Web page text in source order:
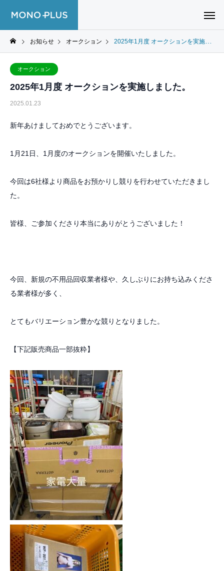
お知らせ オークション 2025年1月度 オークションを実施しました。
オークション
2025年1月度 オークションを実施しました。
2025.01.23
新年あけましておめでとうございます。
1月21日、1月度のオークションを開催いたしました。
今回は6社様より商品をお預かりし競りを行わせていただきまし
た。
皆様、ご参加くださり本当にありがとうございました！
今回、新規の不用品回収業者様や、久しぶりにお持ち込みくださ
る業者様が多く、
とてもバリエーション豊かな競りとなりました。
【下記販売商品一部抜粋】